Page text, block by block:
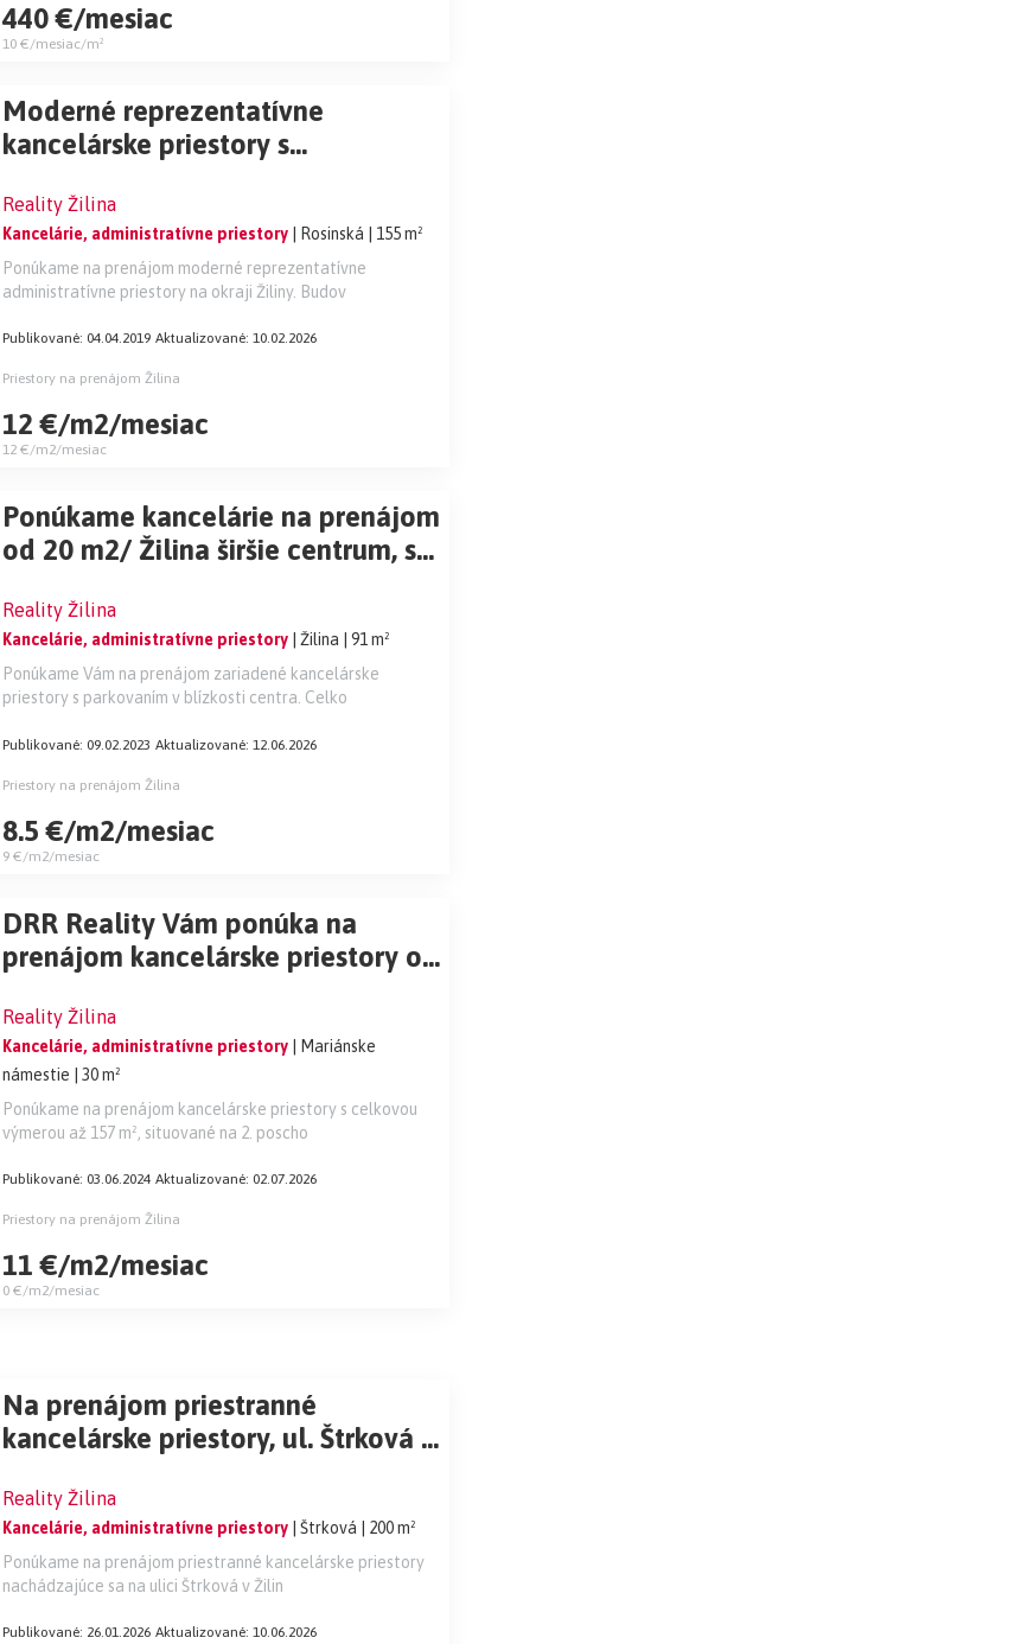
440 €/mesiac
10 €/mesiac/m²
Moderné reprezentatívne
kancelárske priestory s
Reality Žilina
Kancelárie, administratívne priestory | Rosinská
| 155 m²
Ponúkame na prenájom moderné reprezentatívne
administratívne priestory na okraji Žiliny. Budov
Publikované: 04.04.2019 Aktualizované: 10.02.2026
Priestory na prenájom Žilina
12 €/m2/mesiac
12 €/m2/mesiac
Ponúkame kancelárie na prenájom
od 20 m2/ Žilina širšie centrum, s
Reality Žilina
Kancelárie, administratívne priestory | Žilina
| 91 m²
Ponúkame Vám na prenájom zariadené kancelárske
priestory s parkovaním v blízkosti centra. Celko
Publikované: 09.02.2023 Aktualizované: 12.06.2026
Priestory na prenájom Žilina
8.5 €/m2/mesiac
9 €/m2/mesiac
DRR Reality Vám ponúka na
prenájom kancelárske priestory od
parkovaním.
Reality Žilina
Kancelárie, administratívne priestory | Mariánske
námestie | 30 m²
Ponúkame na prenájom kancelárske priestory s celkovou
výmerou až 157 m², situované na 2. poscho
Publikované: 03.06.2024 Aktualizované: 02.07.2026
Priestory na prenájom Žilina
11 €/m2/mesiac
0 €/m2/mesiac
Na prenájom priestranné
kancelárske priestory, ul. Štrková v
Reality Žilina
Kancelárie, administratívne priestory | Štrková
| 200 m²
Ponúkame na prenájom priestranné kancelárske priestory
nachádzajúce sa na ulici Štrková v Žilin
Publikované: 26.01.2026 Aktualizované: 10.06.2026